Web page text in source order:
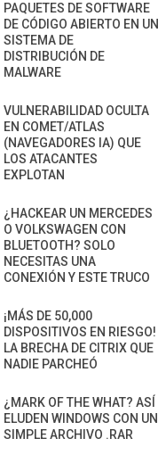
PAQUETES DE SOFTWARE
DE CÓDIGO ABIERTO EN UN
SISTEMA DE
DISTRIBUCIÓN DE
MALWARE
VULNERABILIDAD OCULTA
EN COMET/ATLAS
(NAVEGADORES IA) QUE
LOS ATACANTES
EXPLOTAN
¿HACKEAR UN MERCEDES
O VOLKSWAGEN CON
BLUETOOTH? SOLO
NECESITAS UNA
CONEXIÓN Y ESTE TRUCO
¡MÁS DE 50,000
DISPOSITIVOS EN RIESGO!
LA BRECHA DE CITRIX QUE
NADIE PARCHEÓ
¿MARK OF THE WHAT? ASÍ
ELUDEN WINDOWS CON UN
SIMPLE ARCHIVO .RAR